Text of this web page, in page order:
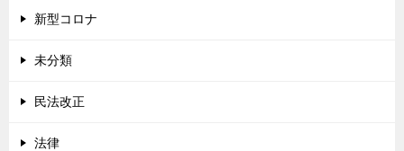
新型コロナ
未分類
民法改正
法律